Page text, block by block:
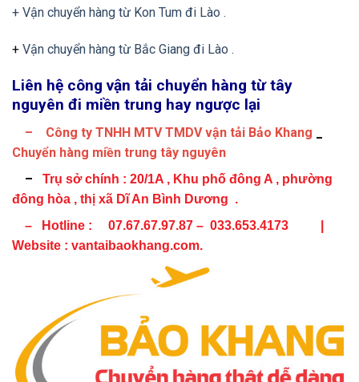
+ Vận chuyển hàng từ Kon Tum đi Lào .
+ Vận chuyển hàng từ Bắc Giang đi Lào .
Liên hệ công vận tải chuyển hàng từ tây
nguyên đi miền trung hay ngược lại
– Công ty TNHH MTV TMDV vận tải Bảo Khang
Chuyển hàng miền trung tây nguyên
– Trụ sở chính : 20/1A , Khu phố đông A , phường
đông hòa , thị xã Dĩ An Bình Dương .
– Hotline : 07.67.67.97.87 – 033.653.4173 |
Website : vantaibaokhang.com.